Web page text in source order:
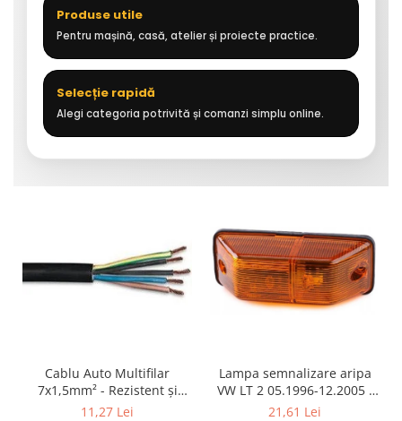
Produse utile
Pentru mașină, casă, atelier și proiecte practice.
Selecție rapidă
Alegi categoria potrivită și comanzi simplu online.
Cablu Auto Multifilar
7x1,5mm² - Rezistent și
Flexibil pentru Remorci 12V-
11,27 Lei
Lampa semnalizare aripa
VW LT 2 05.1996-12.2005 ;
Mercedes Sprinter 1995-
21,61 Lei